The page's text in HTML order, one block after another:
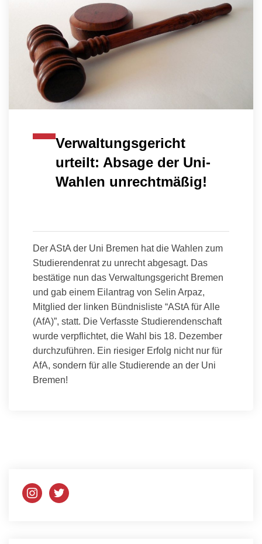
Verwaltungsgericht
urteilt: Absage der Uni-
Wahlen unrechtmäßig!
Der AStA der Uni Bremen hat die Wahlen zum
Studierendenrat zu unrecht abgesagt. Das
bestätige nun das Verwaltungsgericht Bremen
und gab einem Eilantrag von Selin Arpaz,
Mitglied der linken Bündnisliste “AStA für Alle
(AfA)”, statt. Die Verfasste Studierendenschaft
wurde verpflichtet, die Wahl bis 18. Dezember
durchzuführen. Ein riesiger Erfolg nicht nur für
AfA, sondern für alle Studierende an der Uni
Bremen!
instagram
twitter